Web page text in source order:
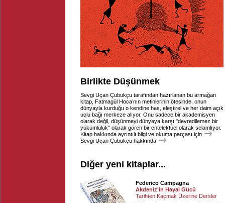
Birlikte Düşünmek
Sevgi Uçan Çubukçu tarafından hazırlanan bu armağan
kitap, Fatmagül Hoca’nın metinlerinin ötesinde, onun
dünyayla kurduğu o kendine has, eleştirel ve her daim açık
uçlu bağı merkeze alıyor. Onu sadece bir akademisyen
olarak değil, düşünmeyi dünyaya karşı "devredilemez bir
yükümlülük" olarak gören bir entelektüel olarak selamlıyor.
Kitap hakkında ayrıntılı bilgi ve okuma parçası için
Sevgi Uçan Çubukçu hakkında
Diğer yeni kitaplar...
Federico Campagna
Akdeniz’in Hayal Gücü
Tarihten Kaçmak Üzerine Dersler